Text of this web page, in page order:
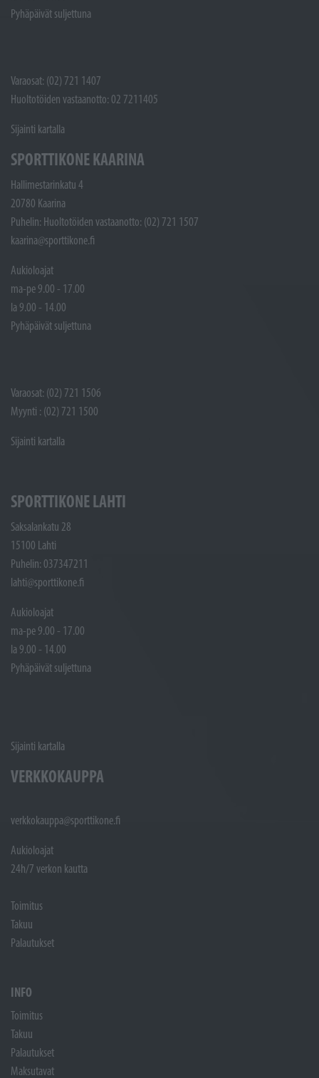
Pyhäpäivät suljettuna
Varaosat: (02) 721 1407
Huoltotöiden vastaanotto: 02 7211405
Sijainti kartalla
SPORTTIKONE KAARINA
Hallimestarinkatu 4
20780 Kaarina
Puhelin: Huoltotöiden vastaanotto: (02) 721 1507
kaarina@sporttikone.fi
Aukioloajat
ma-pe 9.00 - 17.00
la 9.00 - 14.00
Pyhäpäivät suljettuna
Varaosat: (02) 721 1506
Myynti : (02) 721 1500
Sijainti kartalla
SPORTTIKONE LAHTI
Saksalankatu 28
15100 Lahti
Puhelin: 037347211
lahti@sporttikone.fi
Aukioloajat
ma-pe 9.00 - 17.00
la 9.00 - 14.00
Pyhäpäivät suljettuna
Sijainti kartalla
VERKKOKAUPPA
verkkokauppa@sporttikone.fi
Aukioloajat
24h/7 verkon kautta
Toimitus
Takuu
Palautukset
INFO
Toimitus
Takuu
Palautukset
Maksutavat